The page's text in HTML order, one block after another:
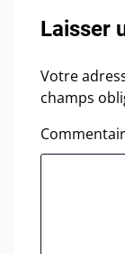
Laisser
Votre
champs